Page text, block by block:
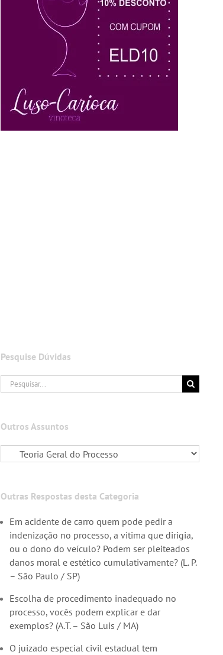
Pesquise Dúvidas
Buscar
resultados
Outros Assuntos
Outras Respostas desta Categoria
Em acidente de carro quem pode pedir a
indenização no processo, a vitima que dirigia,
ou o dono do veículo? Podem ser pleiteados
danos moral e estético cumulativamente? (L. P.
– São Paulo / SP)
Escolha de procedimento inadequado no
processo, vocês podem explicar e dar
exemplos? (A.T. – São Luis / MA)
O juizado especial civil estadual tem